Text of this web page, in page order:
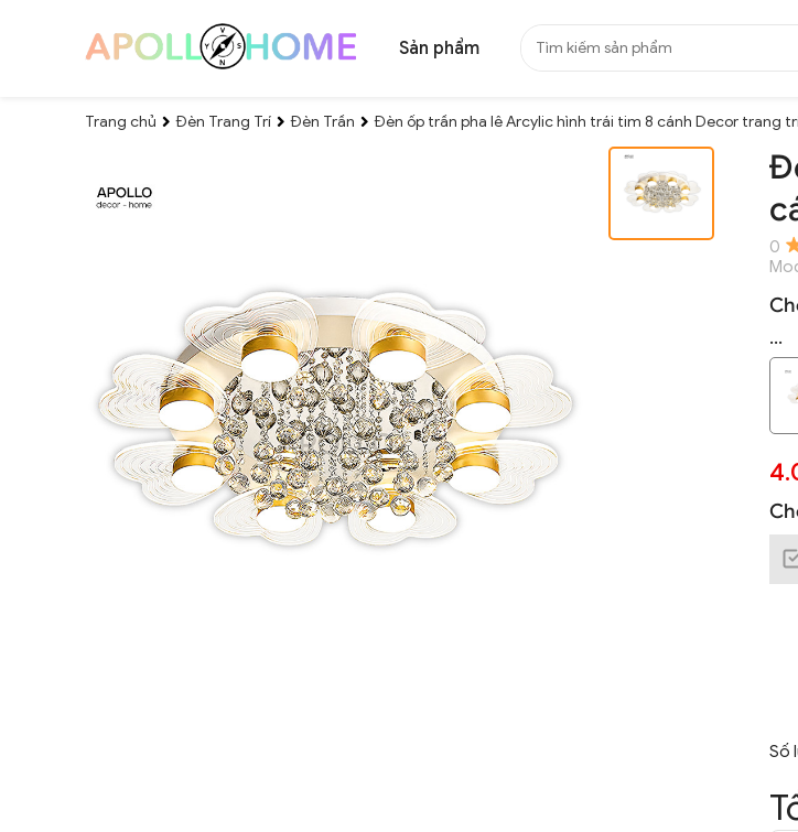
Sản phẩm
Trang chủ Đèn Trang Trí Đèn Trần Đèn ốp trần pha lê Arcylic hình trái tim 8 cánh Decor trang
0
...
Số